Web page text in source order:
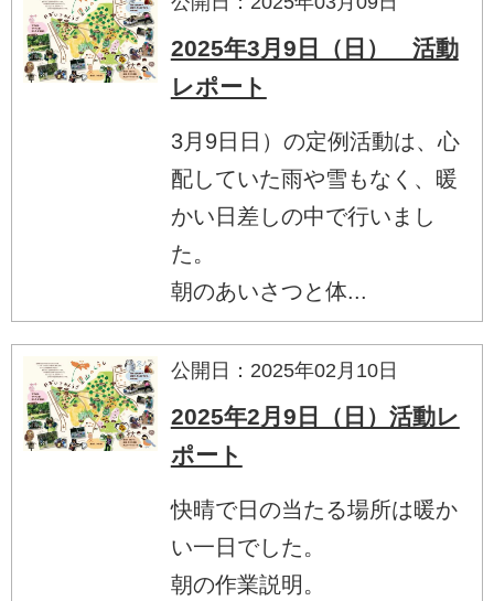
2025年3月9日（日） 活動
レポート
3月9日日）の定例活動は、心
配していた雨や雪もなく、暖
かい日差しの中で行いまし
た。
朝のあいさつと体...
公開日：2025年02月10日
2025年2月9日（日）活動レ
ポート
快晴で日の当たる場所は暖か
い一日でした。
朝の作業説明。